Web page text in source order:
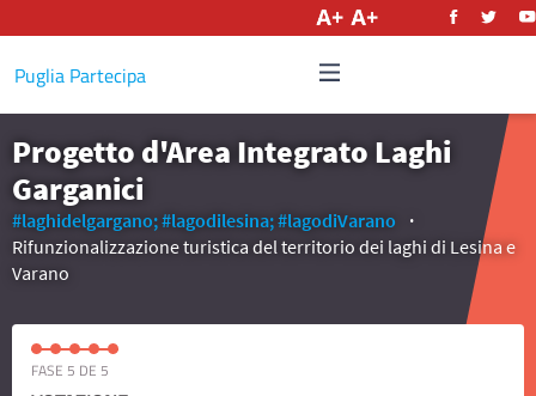
Puglia Partecipa
Progetto d'Area Integrato Laghi
Garganici
#laghidelgargano;#lagodilesina;#lagodiVarano
Rifunzionalizzazione turistica del territorio dei laghi di Lesina e
Varano
FASE 5 DE 5